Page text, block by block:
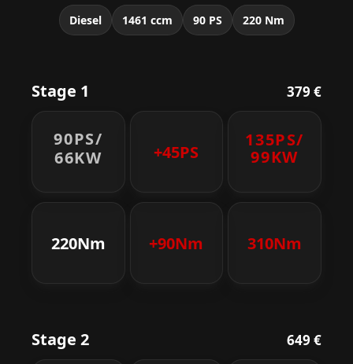
Diesel 1461 ccm 90 PS 220 Nm
Stage 1 379 €
90PS/
66KW
+45PS
135PS/
99KW
220Nm +90Nm 310Nm
Stage 2 649 €